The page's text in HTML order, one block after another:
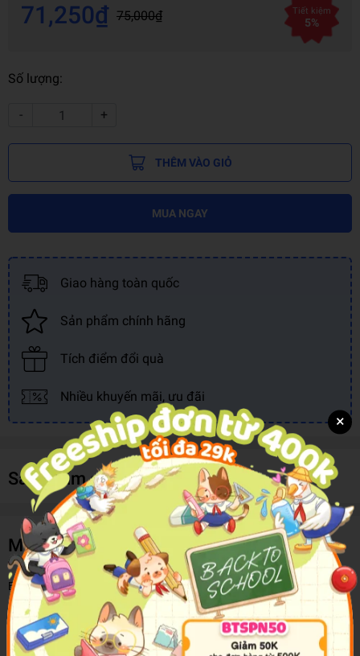
71,250₫ 75,000₫ Tiết kiệm
5%
Số lượng:
- +
THÊM VÀO GIỎ
MUA NGAY
Giao hàng toàn quốc
Sản phẩm chính hãng
Tích điểm đổi quà
Nhiều khuyến mãi, ưu đãi
Sản phẩm cùng loại
Mô tả sản phẩm
Bộ sách600 Câu Giao Tiếp Tiếng Hoagồm 3 cuốn với các chủ
đề:
Công sở, Cuộc sống hàng ngày, Mua sắm và Ăn uống
. Nội
dung bài học thiết kế phù hợp theo từng chủ đề cụ thể, mỗi câu
đều kèm theo phiên âm, dịch nghĩa, từ vựng, thuận tiện cho việc
×